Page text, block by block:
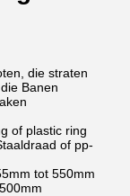
die straten
Banen
of plastic ring
of pp-
tot 550mm